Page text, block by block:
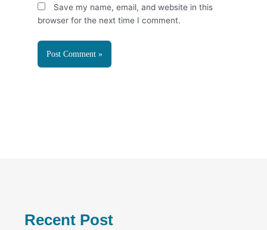
Save my name, email, and website in this
browser for the next time I comment.
Recent Post